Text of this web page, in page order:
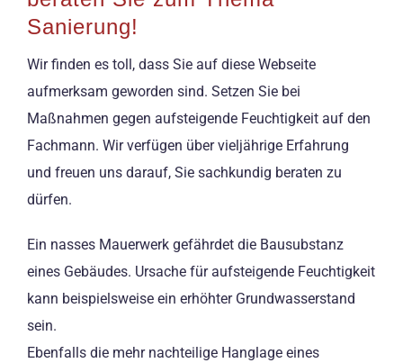
Sanierung!
Wir finden es toll, dass Sie auf diese Webseite
aufmerksam geworden sind. Setzen Sie bei
Maßnahmen gegen aufsteigende Feuchtigkeit auf den
Fachmann. Wir verfügen über vieljährige Erfahrung
und freuen uns darauf, Sie sachkundig beraten zu
dürfen.
Ein nasses Mauerwerk gefährdet die Bausubstanz
eines Gebäudes. Ursache für aufsteigende Feuchtigkeit
kann beispielsweise ein erhöhter Grundwasserstand
sein.
Ebenfalls die mehr nachteilige Hanglage eines